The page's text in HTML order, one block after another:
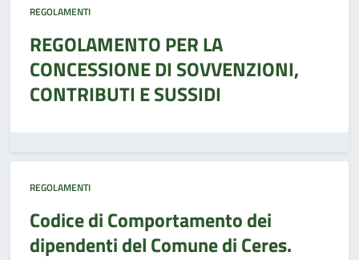
REGOLAMENTI
REGOLAMENTO PER LA
CONCESSIONE DI SOVVENZIONI,
CONTRIBUTI E SUSSIDI
REGOLAMENTI
Codice di Comportamento dei
dipendenti del Comune di Ceres.